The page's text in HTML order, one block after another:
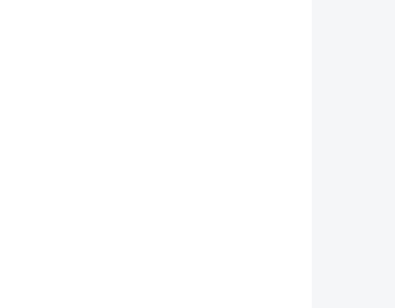
Ultra ženská, to je ultimátní intenzivní